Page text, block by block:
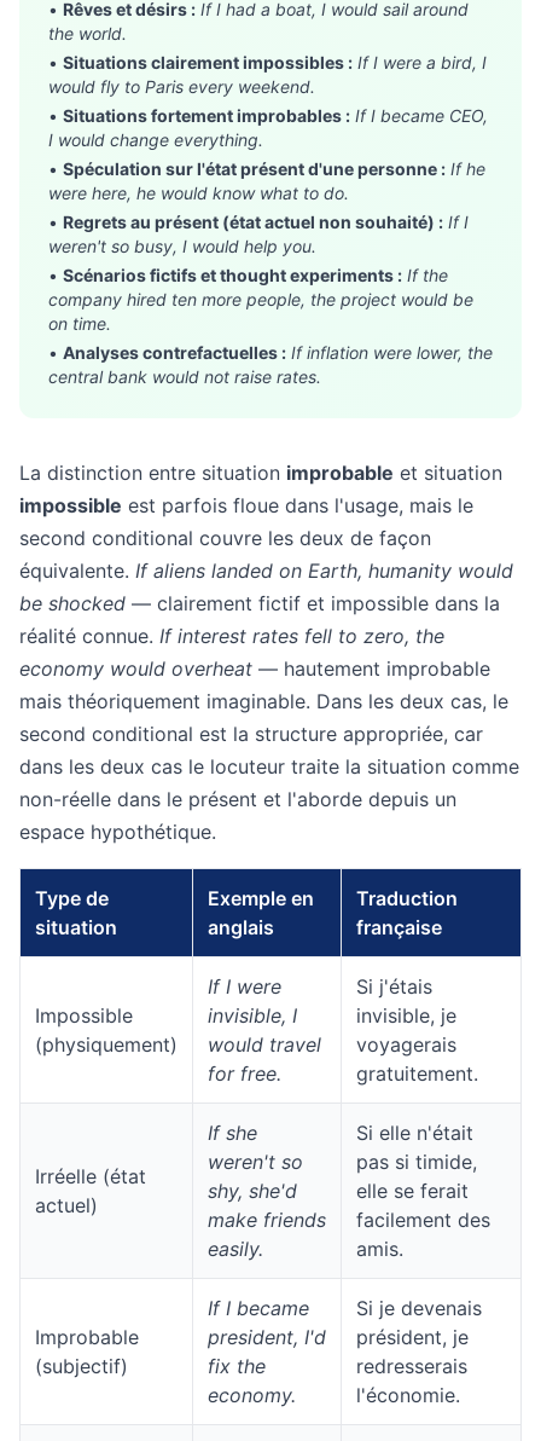
• Rêves et désirs : If I had a boat, I would sail around
the world.
• Situations clairement impossibles : If I were a bird, I
would fly to Paris every weekend.
• Situations fortement improbables : If I became CEO,
I would change everything.
• Spéculation sur l'état présent d'une personne : If he
were here, he would know what to do.
• Regrets au présent (état actuel non souhaité) : If I
weren't so busy, I would help you.
• Scénarios fictifs et thought experiments : If the
company hired ten more people, the project would be
on time.
• Analyses contrefactuelles : If inflation were lower, the
central bank would not raise rates.
La distinction entre situation improbable et situation
impossible est parfois floue dans l'usage, mais le
second conditional couvre les deux de façon
équivalente. If aliens landed on Earth, humanity would
be shocked — clairement fictif et impossible dans la
réalité connue. If interest rates fell to zero, the
economy would overheat — hautement improbable
mais théoriquement imaginable. Dans les deux cas, le
second conditional est la structure appropriée, car
dans les deux cas le locuteur traite la situation comme
non-réelle dans le présent et l'aborde depuis un
espace hypothétique.
Type de
situation
Exemple en
anglais
Traduction
française
Impossible
(physiquement)
If I were
invisible, I
would travel
for free.
Si j'étais
invisible, je
voyagerais
gratuitement.
Irréelle (état
actuel)
If she
weren't so
shy, she'd
make friends
easily.
Si elle n'était
pas si timide,
elle se ferait
facilement des
amis.
Improbable
(subjectif)
If I became
president, I'd
fix the
economy.
Si je devenais
président, je
redresserais
l'économie.